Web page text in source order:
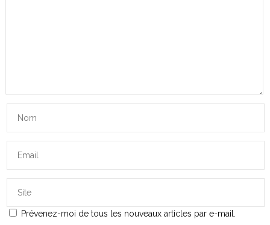
Prévenez-moi de tous les nouveaux articles par e-mail.